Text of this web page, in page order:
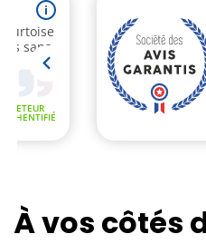
À vos côtés